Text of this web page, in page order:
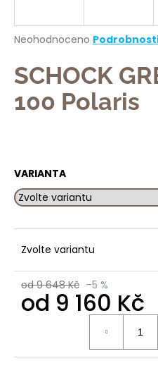
Průměrné
produktu
je
z
Neohodnoceno
SCHOCK
100 Polaris
VARIANTA
Zvolte variantu
od 9 648 Kč –5 %
od 9 160 Kč
j
t
?
D
o
u
j